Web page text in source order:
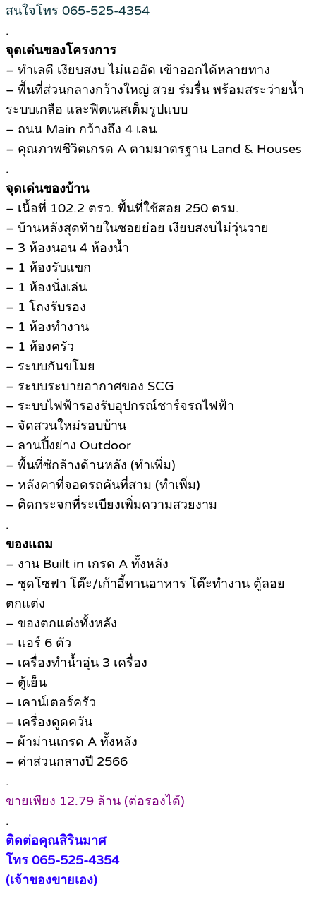
สนใจโทร 065-525-4354
.
จุดเด่นของโครงการ
– ทำเลดี เงียบสงบ ไม่แออัด เข้าออกได้หลายทาง
– พื้นที่ส่วนกลางกว้างใหญ่ สวย ร่มรื่น พร้อมสระว่ายน้ำ
ระบบเกลือ และฟิตเนสเต็มรูปแบบ
– ถนน Main กว้างถึง 4 เลน
– คุณภาพชีวิตเกรด A ตามมาตรฐาน Land & Houses
.
จุดเด่นของบ้าน
– เนื้อที่ 102.2 ตรว. พื้นที่ใช้สอย 250 ตรม.
– บ้านหลังสุดท้ายในซอยย่อย เงียบสงบไม่วุ่นวาย
– 3 ห้องนอน 4 ห้องน้ำ
– 1 ห้องรับแขก
– 1 ห้องนั่งเล่น
– 1 โถงรับรอง
– 1 ห้องทำงาน
– 1 ห้องครัว
– ระบบกันขโมย
– ระบบระบายอากาศของ SCG
– ระบบไฟฟ้ารองรับอุปกรณ์ชาร์จรถไฟฟ้า
– จัดสวนใหม่รอบบ้าน
– ลานปิ้งย่าง Outdoor
– พื้นที่ซักล้างด้านหลัง (ทำเพิ่ม)
– หลังคาที่จอดรถคันที่สาม (ทำเพิ่ม)
– ติดกระจกที่ระเบียงเพิ่มความสวยงาม
.
ของแถม
– งาน Built in เกรด A ทั้งหลัง
– ชุดโซฟา โต๊ะ/เก้าอี้ทานอาหาร โต๊ะทำงาน ตู้ลอย
ตกแต่ง
– ของตกแต่งทั้งหลัง
– แอร์ 6 ตัว
– เครื่องทำน้ำอุ่น 3 เครื่อง
– ตู้เย็น
– เคาน์เตอร์ครัว
– เครื่องดูดควัน
– ผ้าม่านเกรด A ทั้งหลัง
– ค่าส่วนกลางปี 2566
.
ขายเพียง 12.79 ล้าน (ต่อรองได้)
.
ติดต่อคุณสิรินมาศ
โทร 065-525-4354
(เจ้าของขายเอง)